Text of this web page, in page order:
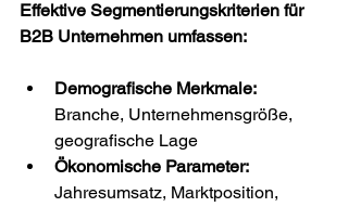
Effektive Segmentierungskriterien für
B2B Unternehmen umfassen:
Demografische Merkmale:
Branche, Unternehmensgröße,
geografische Lage
Ökonomische Parameter:
Jahresumsatz, Marktposition,